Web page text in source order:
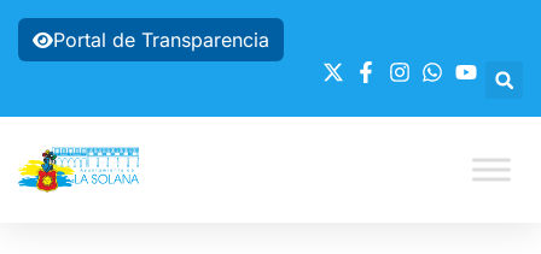
Portal de Transparencia